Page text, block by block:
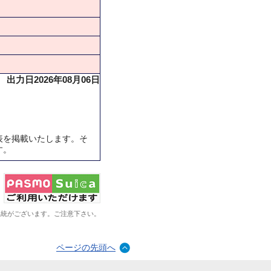
出力日2026年08月06日
掲載いたします。そ
がございます。ご注意下さい。
ページの先頭へ